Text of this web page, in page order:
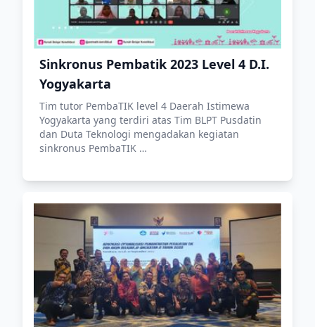
Sinkronus Pembatik 2023 Level 4 D.I.
Yogyakarta
Tim tutor PembaTIK level 4 Daerah Istimewa
Yogyakarta yang terdiri atas Tim BLPT Pusdatin
dan Duta Teknologi mengadakan kegiatan
sinkronus PembaTIK …